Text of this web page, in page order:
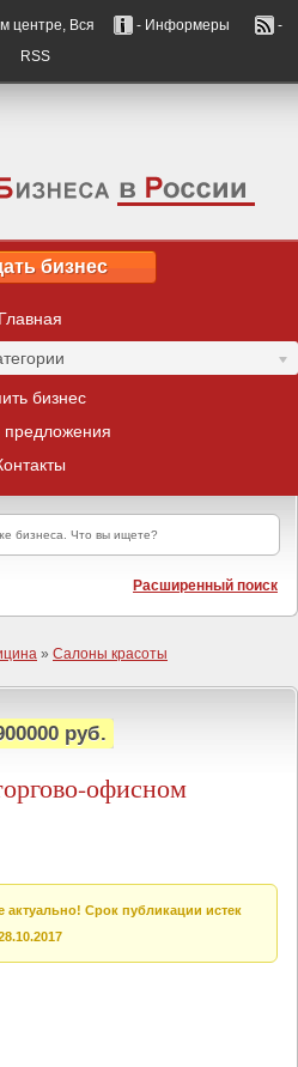
центре, Вся - Информеры
-
RSS
бизнес
Главная
бизнес
Расширенный поиск
» Салоны красоты
руб.
офисном
Срок публикации истек